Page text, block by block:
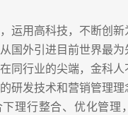
运用高科技，不断创
国外引进目前世界最为
同行业的尖端，金科人
研发技术和营销管理
理行整合、优化管理